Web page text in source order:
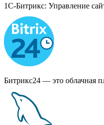
1С-Битрикс: Управление
Битрикс24 — это облачная